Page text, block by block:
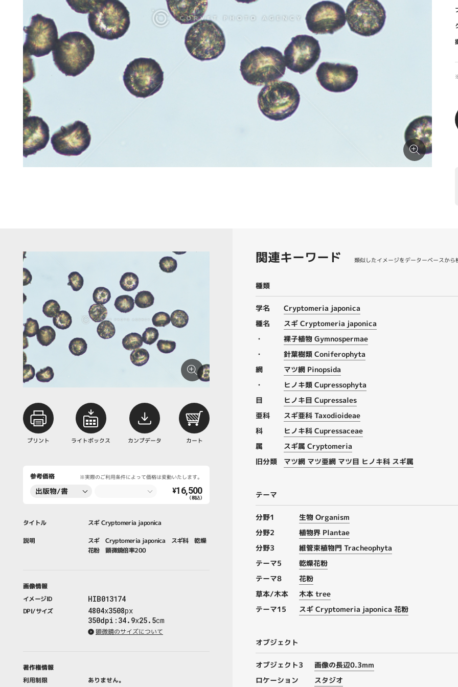
プリント ライトボックス カンプデータ カート
参考価格 ※実際のご利用条件によって価格は変動いたします。
出版物/書
¥16,500
（税込）
タイトル スギ Cryptomeria japonica
説明
スギ Cryptomeria japonica スギ科 乾燥
花粉 顕微鏡倍率200
画像情報
イメージID
HIB013174
DPI/サイズ 4804x3508px
350dpi : 34.9x25.5cm
顕微鏡のサイズについて
著作権情報
利用制限
ありません。
関連キーワード 類似したイメージをデーターベースから
種類
学名
Cryptomeria japonica
種名
スギ Cryptomeria japonica
・
裸子植物 Gymnospermae
・
針葉樹類 Coniferophyta
網
マツ網 Pinopsida
・
ヒノキ類 Cupressophyta
目
ヒノキ目 Cupressales
亜科
スギ亜科 Taxodioideae
科
ヒノキ科 Cupressaceae
属
スギ属 Cryptomeria
旧分類
マツ網 マツ亜網 マツ目 ヒノキ科 スギ属
テーマ
分野1
生物 Organism
分野2
植物界 Plantae
分野3
維管束植物門 Tracheophyta
テーマ5
乾燥花粉
テーマ8
花粉
草本/木本
木本 tree
テーマ15
スギ Cryptomeria japonica 花粉
オブジェクト
オブジェクト3
画像の長辺0.3mm
ロケーション
スタジオ